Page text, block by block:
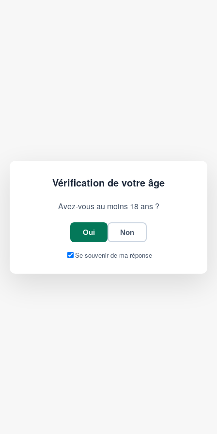
Vérification de votre âge
Avez-vous au moins 18 ans ?
Oui Non
Se souvenir de ma réponse